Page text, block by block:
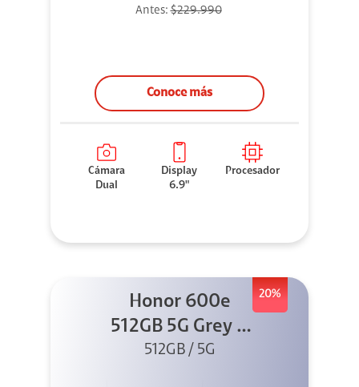
Antes:$229.990
Conoce más
Cámara
Dual
Display
6.9"
Procesador
20%
Honor 600e
512GB 5G Grey +
45W
512GB / 5G